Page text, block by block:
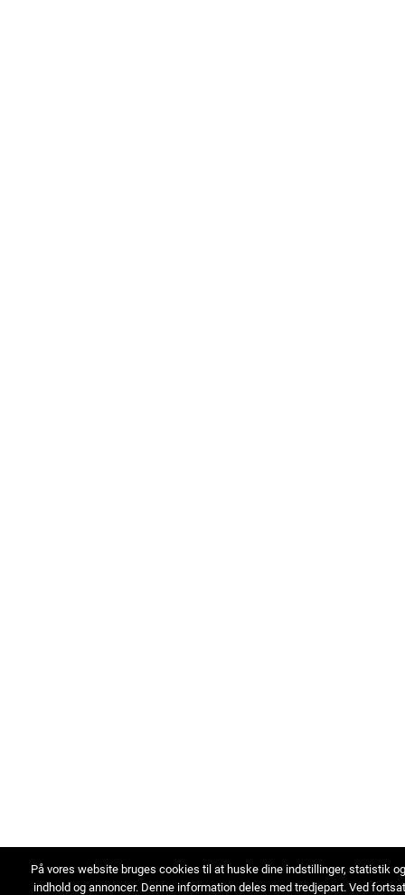
På vores website bruges cookies til at huske dine indstillinger, statistik
indhold og annoncer. Denne information deles med tredjepart. Ved